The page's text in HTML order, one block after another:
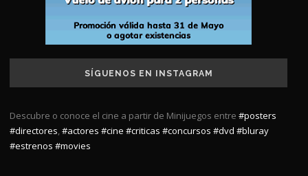
SÍGUENOS EN INSTAGRAM
Descubre o conoce el cine a partir de Minijuegos entre #posters
#directores,#actores #cine #criticas #concursos #dvd #bluray
#estrenos #movies